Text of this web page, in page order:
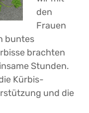
den
Frauen
buntes
brachten
Stunden.
Kürbis-
und die